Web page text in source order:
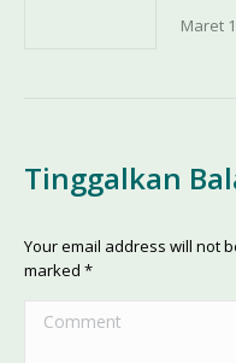
Maret
Tinggalkan
Your email address will not
marked *
Comment